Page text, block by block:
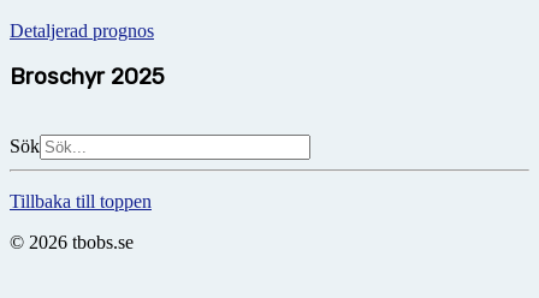
Detaljerad prognos
Broschyr 2025
Sök
Tillbaka till toppen
© 2026 tbobs.se